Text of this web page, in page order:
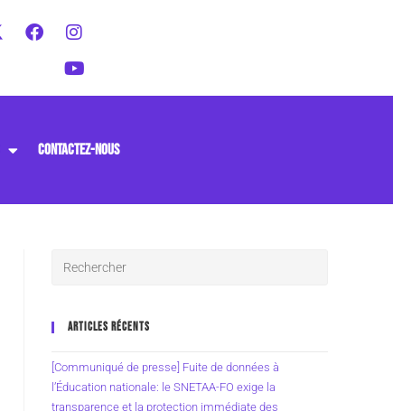
CONTACTEZ-NOUS
ARTICLES RÉCENTS
[Communiqué de presse] Fuite de données à
l’Éducation nationale: le SNETAA-FO exige la
transparence et la protection immédiate des